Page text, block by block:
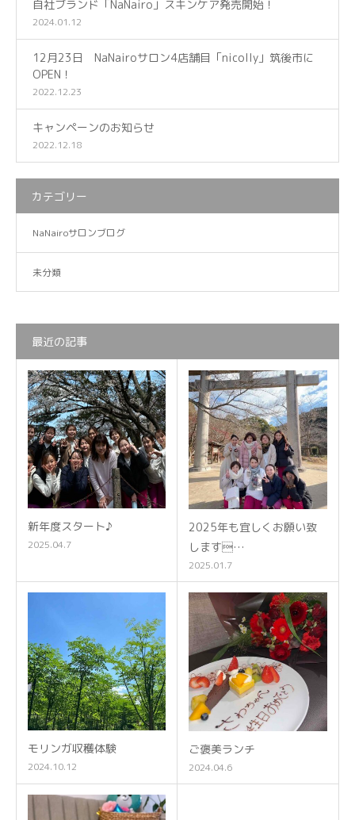
自社ブランド「NaNairo」スキンケア発売開始！
2024.01.12
12月23日 NaNairoサロン4店舗目「nicolly」筑後市に
OPEN！
2022.12.23
キャンペーンのお知らせ
2022.12.18
カテゴリー
NaNairoサロンブログ
未分類
最近の記事
新年度スタート♪
2025.04.7
2025年も宜しくお願い致
します…
2025.01.7
モリンガ収穫体験
2024.10.12
ご褒美ランチ
2024.04.6